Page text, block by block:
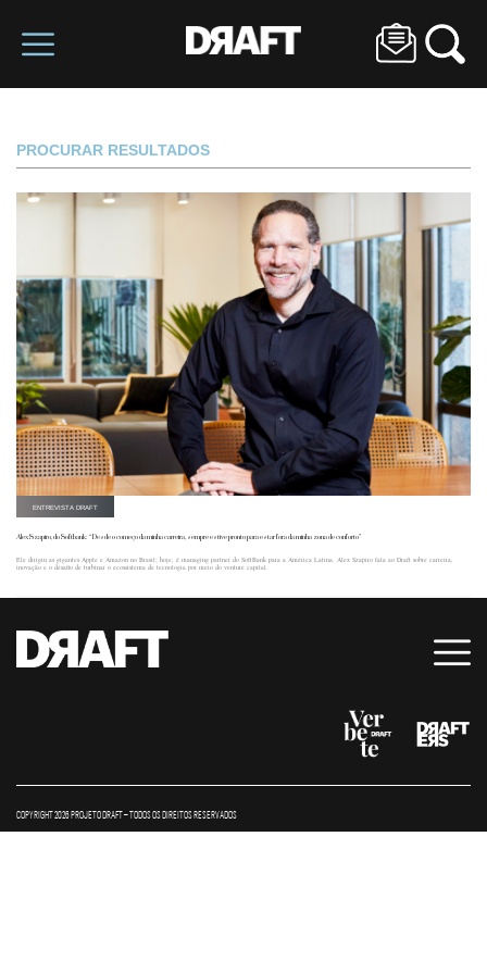
PROCURAR RESULTADOS
ENTREVISTA DRAFT
Alex Szapiro, do Softbank: “Desde o começo da minha carreira, sempre estive pronto para estar fora da minha zona de conforto”
Ele dirigiu as gigantes Apple e Amazon no Brasil; hoje, é managing partner do SoftBank para a América Latina. Alex Szapiro fala ao Draft sobre carreira,
inovação e o desafio de turbinar o ecossistema de tecnologia por meio do venture capital.
COPYRIGHT 2026 PROJETO DRAFT – TODOS OS DIREITOS RESERVADOS